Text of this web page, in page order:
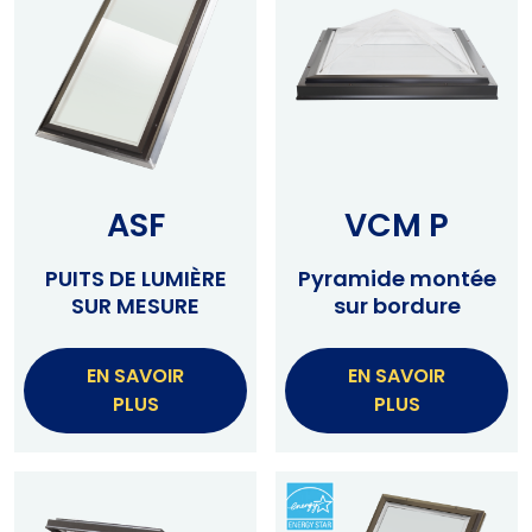
ASF
PUITS DE LUMIÈRE
SUR MESURE
EN SAVOIR
PLUS
VCM P
Pyramide montée
sur bordure
EN SAVOIR
PLUS